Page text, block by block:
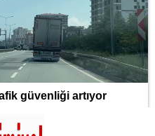
güvenliği artıyor